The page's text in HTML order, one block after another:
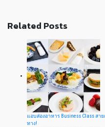
Related Posts
แอบส่องอาหาร Business Class ส
ทาง!